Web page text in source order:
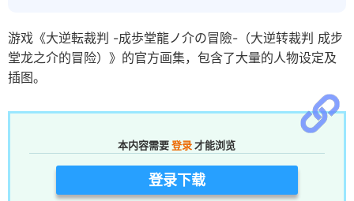
游戏《大逆転裁判 -成歩堂龍ノ介の冒險-（大逆转裁判 成步
堂龙之介的冒险）》的官方画集，包含了大量的人物设定及
插图。
本内容需要 登录 才能浏览
登录下载